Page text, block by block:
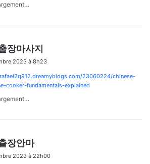
장마사지
t
:
2023 à 8h23
23060224/chinese-
cooker-fundamentals-explained
장안마
t
2023 à 22h00